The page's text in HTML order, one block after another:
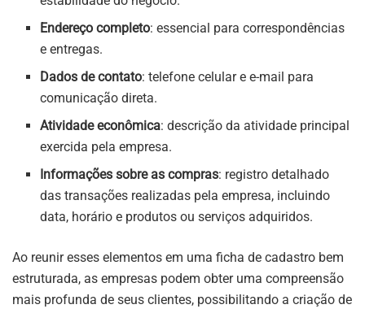
Endereço completo: essencial para correspondências
e entregas.
Dados de contato: telefone celular e e-mail para
comunicação direta.
Atividade econômica: descrição da atividade principal
exercida pela empresa.
Informações sobre as compras: registro detalhado
das transações realizadas pela empresa, incluindo
data, horário e produtos ou serviços adquiridos.
Ao reunir esses elementos em uma ficha de cadastro bem
estruturada, as empresas podem obter uma compreensão
mais profunda de seus clientes, possibilitando a criação de